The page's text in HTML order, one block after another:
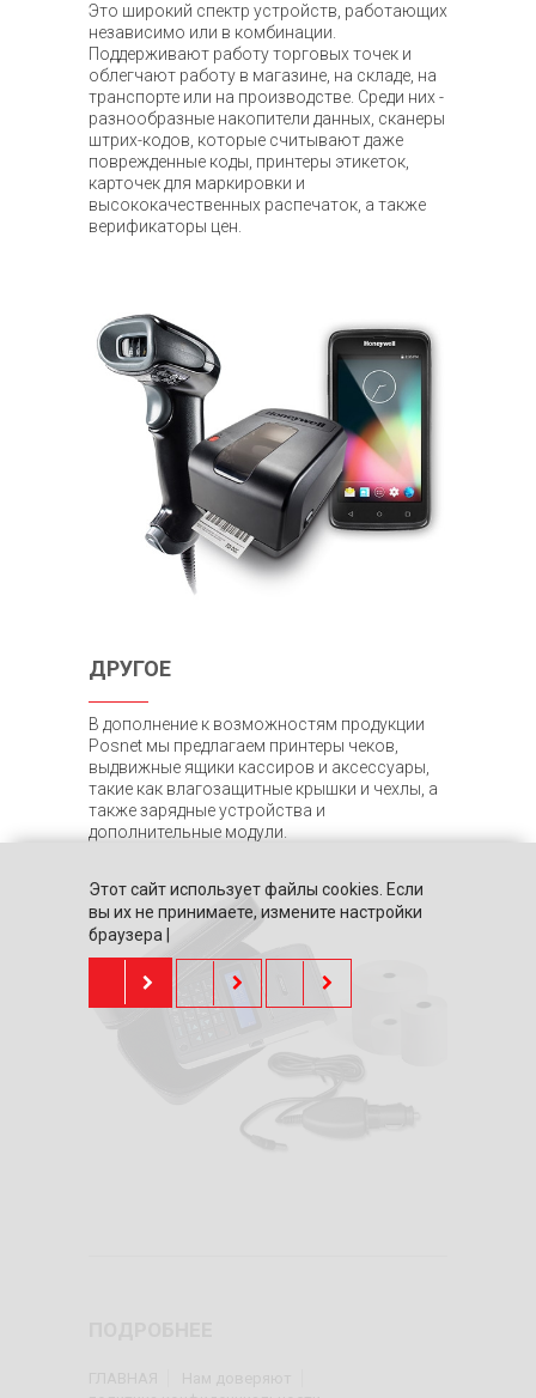
Это широкий спектр устройств, работающих
независимо или в комбинации.
Поддерживают работу торговых точек и
облегчают работу в магазине, на складе, на
транспорте или на производстве. Среди них -
разнообразные накопители данных, сканеры
штрих-кодов, которые считывают даже
поврежденные коды, принтеры этикеток,
карточек для маркировки и
высококачественных распечаток, а также
верификаторы цен.
ДРУГОЕ
В дополнение к возможностям продукции
Posnet мы предлагаем принтеры чеков,
выдвижные ящики кассиров и аксессуары,
такие как влагозащитные крышки и чехлы, а
также зарядные устройства и
дополнительные модули.
Этот сайт использует файлы cookies. Если
вы их не принимаете, измените настройки
браузера |